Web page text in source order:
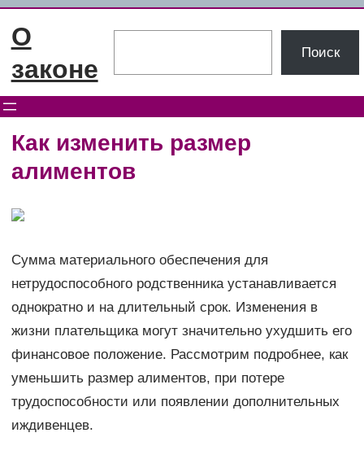
Перейти
О
законе
Поиск
Как изменить размер
алиментов
Сумма материального обеспечения для
нетрудоспособного родственника устанавливается
однократно и на длительный срок. Изменения в
жизни плательщика могут значительно ухудшить его
финансовое положение. Рассмотрим подробнее, как
уменьшить размер алиментов, при потере
трудоспособности или появлении дополнительных
иждивенцев.